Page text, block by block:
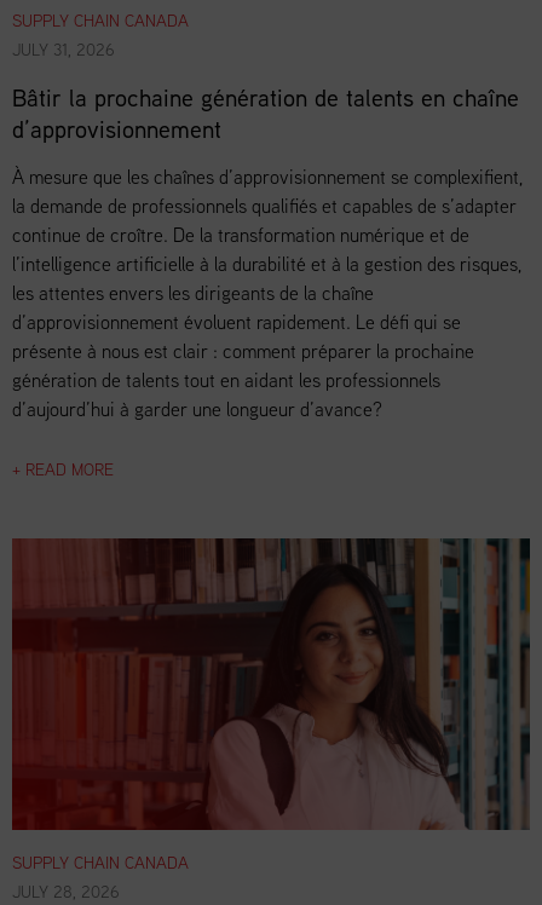
SUPPLY CHAIN CANADA
JULY 31, 2026
Bâtir la prochaine génération de talents en chaîne
d’approvisionnement
À mesure que les chaînes d’approvisionnement se complexifient,
la demande de professionnels qualifiés et capables de s’adapter
continue de croître. De la transformation numérique et de
l’intelligence artificielle à la durabilité et à la gestion des risques,
les attentes envers les dirigeants de la chaîne
d’approvisionnement évoluent rapidement. Le défi qui se
présente à nous est clair : comment préparer la prochaine
génération de talents tout en aidant les professionnels
d’aujourd’hui à garder une longueur d’avance?
+ READ MORE
SUPPLY CHAIN CANADA
JULY 28, 2026